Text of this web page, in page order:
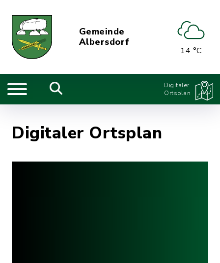
Gemeinde
Albersdorf
14 °C
Digitaler
Ortsplan
Digitaler Ortsplan